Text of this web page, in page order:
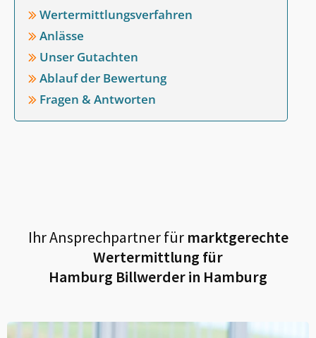
Wertermittlungsverfahren
Anlässe
Unser Gutachten
Ablauf der Bewertung
Fragen & Antworten
Ihr Ansprechpartner fürmarktgerechte
Wertermittlung für
Hamburg Billwerder in Hamburg